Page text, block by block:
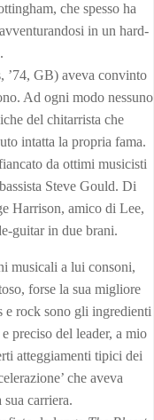
che spesso ha
in un hard-
’74, GB) aveva convinto
Ad ogni modo nessuno
del chitarrista che
intatta la propria fama.
da ottimi musicisti
Steve Gould. Di
Harrison, amico di Lee,
guitar in due brani.
musicali a lui consoni,
forse la sua migliore
e rock sono gli ingredienti
preciso del leader, a mio
atteggiamenti tipici dei
che aveva
carriera.